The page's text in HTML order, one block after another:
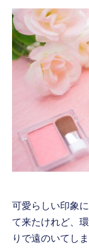
可愛らしい印象
て来たけれど、
りで遠のいてし